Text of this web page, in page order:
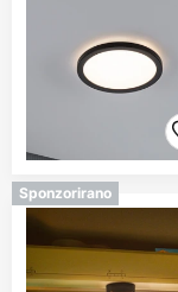
Sponzorirano